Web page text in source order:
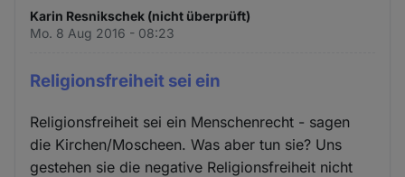
Karin Resnikschek (nicht überprüft)
Mo. 8 Aug 2016 - 08:23
Religionsfreiheit sei ein
Religionsfreiheit sei ein Menschenrecht - sagen
die Kirchen/Moscheen. Was aber tun sie? Uns
gestehen sie die negative Religionsfreiheit nicht